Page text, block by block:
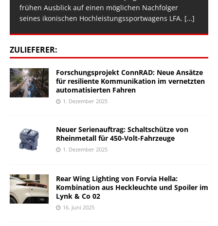
frühen Ausblick auf einen möglichen Nachfolger
seines ikonischen Hochleistungssportwagens LFA. […]
ZULIEFERER:
Forschungsprojekt ConnRAD: Neue Ansätze
für resiliente Kommunikation im vernetzten
automatisierten Fahren
1. Dezember 2025
Neuer Serienauftrag: Schaltschütze von
Rheinmetall für 450-Volt-Fahrzeuge
1. Dezember 2025
Rear Wing Lighting von Forvia Hella:
Kombination aus Heckleuchte und Spoiler im
Lynk & Co 02
16. Juni 2025